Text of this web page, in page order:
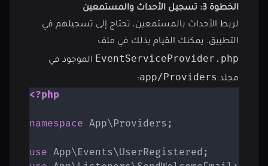
الخطوة 3: تسجيل الأحداث والمستمعين
لربط الأحداث بالمستمعين، تحتاج إلى تسجيلهم في
التطبيق. يمكنك القيام بذلك في ملف
EventServiceProvider.php الموجود في
مجلد app/Providers
:
<?php
namespace App\Providers ;
use App\Events\UserRegistered ;